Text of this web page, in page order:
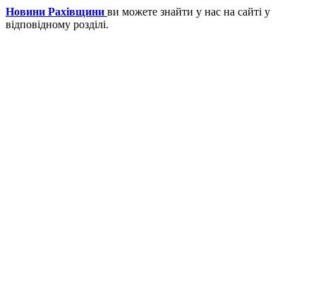
Новини Рахівщини ви можете знайти у нас на сайті у
відповідному розділі.